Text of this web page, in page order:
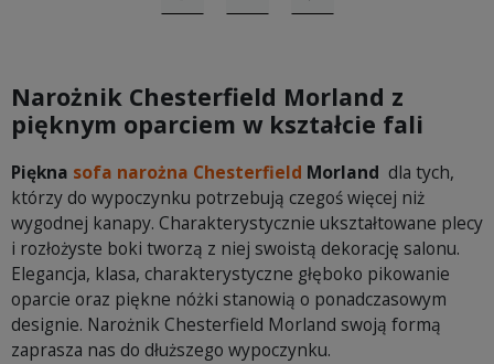
UdostępnijTweetujPinterest
Narożnik Chesterfield Morland z
pięknym oparciem w kształcie fali
Piękna sofa narożna Chesterfield Morland dla tych,
którzy do wypoczynku potrzebują czegoś więcej niż
wygodnej kanapy. Charakterystycznie ukształtowane plecy
i rozłożyste boki tworzą z niej swoistą dekorację salonu.
Elegancja, klasa, charakterystyczne głęboko pikowanie
oparcie oraz piękne nóżki stanowią o ponadczasowym
designie. Narożnik Chesterfield Morland swoją formą
zaprasza nas do dłuższego wypoczynku.